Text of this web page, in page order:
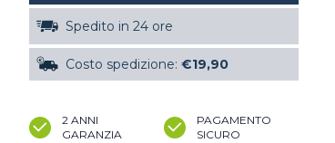
Spedito in 24 ore
Costo spedizione: €19,90
2 ANNI
GARANZIA
PAGAMENTO
SICURO